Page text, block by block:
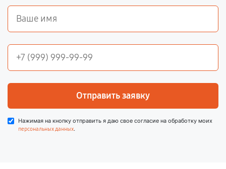
Отправить заявку
Нажимая на кнопку отправить я даю свое согласие на обработку моих
персональных данных.